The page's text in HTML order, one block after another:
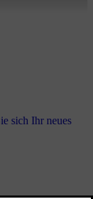
sich Ihr neues